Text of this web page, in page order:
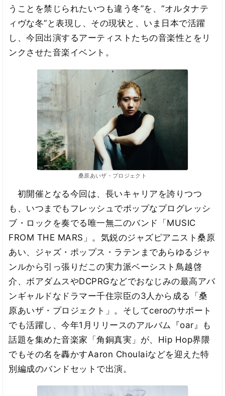
うことを禁じられたいつも違う冬”を、“オルタナテ
ィヴな冬”と表現し、その現状と、いま日本で活躍
し、今回出演するアーティストたちの音楽性とをリ
ンクさせた音楽イベント。
桑原あいザ・プロジェクト
初開催となる今回は、長いキャリアを誇りつつ
も、いつまでもフレッシュでポップなプログレッシ
ブ・ロックを奏でる唯一無二のバンド「MUSIC
FROM THE MARS」。気鋭のジャズピアニスト桑原
あい、ジャズ・ポップス・ラテンまであらゆるジャ
ンルから引っ張りだこの実力派ベーシスト鳥越啓
介、ボアダムスやDCPRGなどでおなじみの最高アバ
ンギャルドなドラマー千住宗臣の3人から成る「桑
原あいザ・プロジェクト」。そしてceroのサポート
でも活躍し、今年1月リリースのアルバム『oar』も
話題を集めた音楽家「角銅真実」が、Hip Hop界隈
でもその名を轟かすAaron Choulaiなどを迎えた特
別編成のバンドセットで出演。